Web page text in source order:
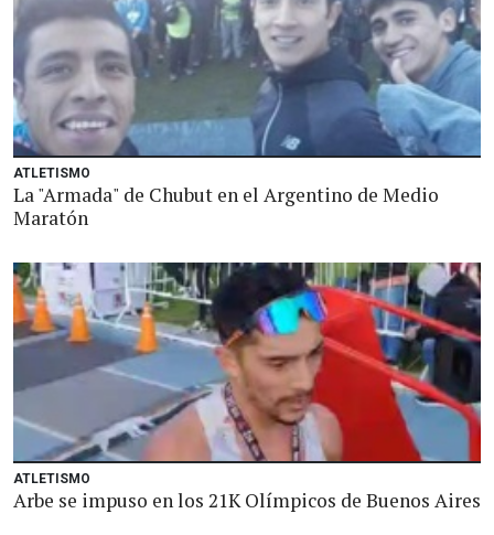
ATLETISMO
La "Armada" de Chubut en el Argentino de Medio
Maratón
ATLETISMO
Arbe se impuso en los 21K Olímpicos de Buenos Aires